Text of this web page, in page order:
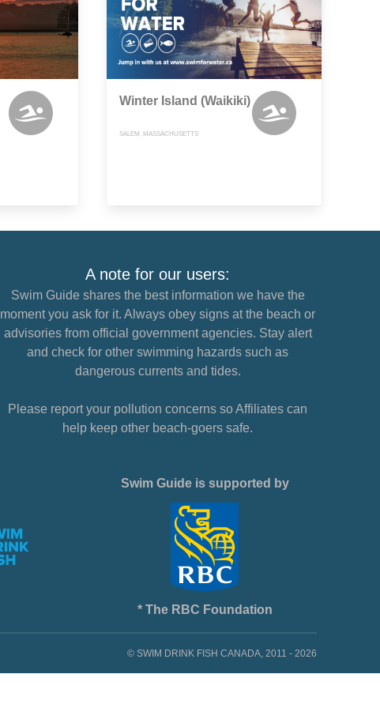
Winter Island (Waikiki)
SALEM, MASSACHUSETTS
A note for our users:
Swim Guide shares the best information we have the
moment you ask for it. Always obey signs at the beach or
advisories from official government agencies. Stay alert
and check for other swimming hazards such as
dangerous currents and tides.
Please report your pollution concerns so Affiliates can
help keep other beach-goers safe.
Swim Guide is supported by
* The RBC Foundation
© SWIM DRINK FISH CANADA, 2011 - 2026